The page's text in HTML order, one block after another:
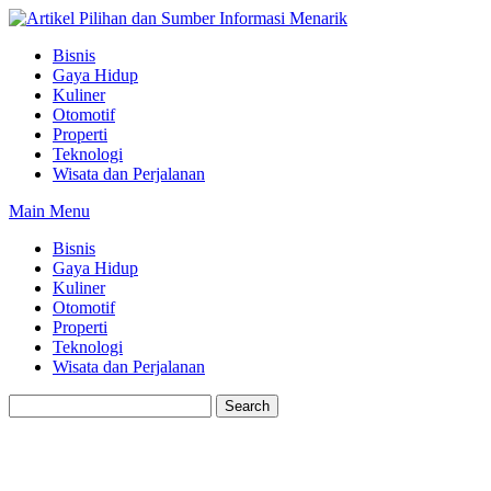
Skip
contentBisnis
Gaya Hidup
Kuliner
Otomotif
Properti
Teknologi
Wisata dan Perjalanan
Main Menu
Bisnis
Gaya Hidup
Kuliner
Otomotif
Properti
Teknologi
Wisata dan Perjalanan